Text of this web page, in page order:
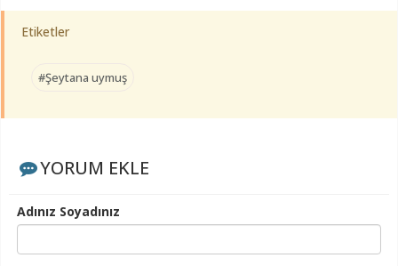
Etiketler
#Şeytana uymuş
YORUM EKLE
Adınız Soyadınız